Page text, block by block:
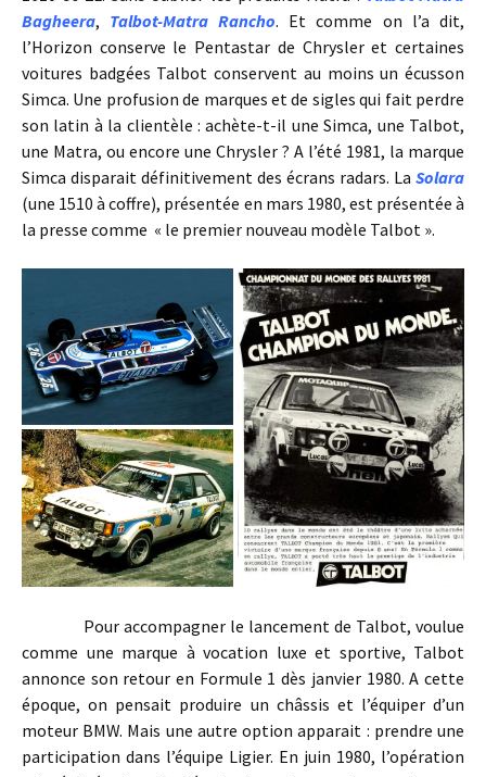
Bagheera, Talbot-Matra Rancho. Et comme on l’a dit,
l’Horizon conserve le Pentastar de Chrysler et certaines
voitures badgées Talbot conservent au moins un écusson
Simca. Une profusion de marques et de sigles qui fait perdre
son latin à la clientèle : achète-t-il une Simca, une Talbot,
une Matra, ou encore une Chrysler ? A l’été 1981, la marque
Simca disparait définitivement des écrans radars. La Solara
(une 1510 à coffre), présentée en mars 1980, est présentée à
la presse comme « le premier nouveau modèle Talbot ».
Pour accompagner le lancement de Talbot, voulue
comme une marque à vocation luxe et sportive, Talbot
annonce son retour en Formule 1 dès janvier 1980. A cette
époque, on pensait produire un châssis et l’équiper d’un
moteur BMW. Mais une autre option apparait : prendre une
participation dans l’équipe Ligier. En juin 1980, l’opération